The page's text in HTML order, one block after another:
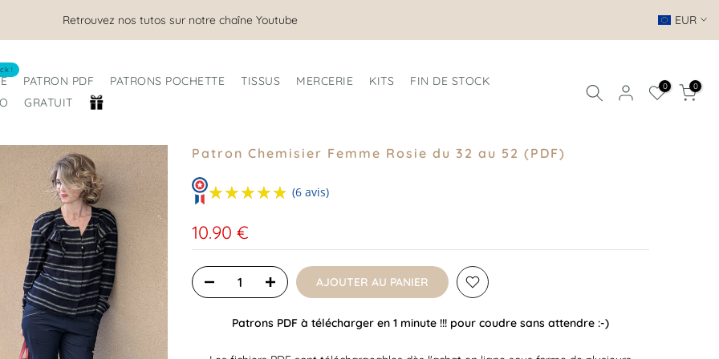
Nous sommes ouverts tout l'été ! EUR
!
PATRON PDF PATRONS POCHETTE TISSUS MERCERIE KITS
FIN DE STOCK
GRATUIT
0 0
Patron Chemisier Femme Rosie du 32 au 52 (PDF)
★★★★★
★★★★★ (6 avis)
10.90 €
AJOUTER AU PANIER
Patrons PDF à télécharger en 1 minute !!! pour coudre sans attendre :-)